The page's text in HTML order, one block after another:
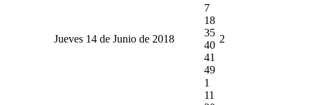
Jueves 14 de Junio de 2018
7
18
35
40
41
49
2
1
11